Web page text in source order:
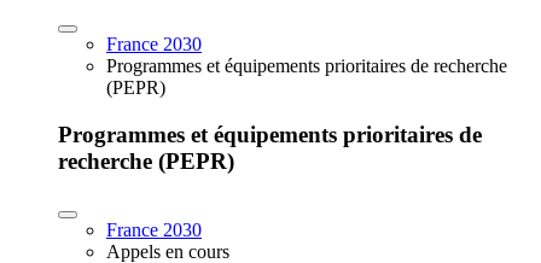
France 2030
Programmes et équipements prioritaires de recherche
(PEPR)
Programmes et équipements prioritaires de
recherche (PEPR)
France 2030
Appels en cours